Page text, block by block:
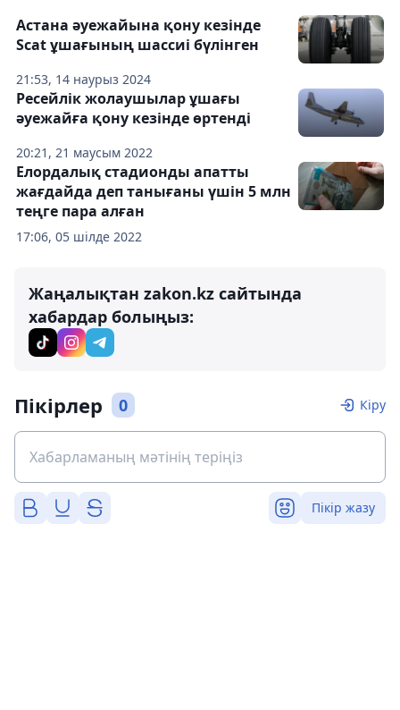
21:53, 14 наурыз 2024
Астана әуежайына қону кезінде
Scat ұшағының шассиі бүлінген
20:21, 21 маусым 2022
Ресейлік жолаушылар ұшағы
әуежайға қону кезінде өртенді
17:06, 05 шілде 2022
Елордалық стадионды апатты
жағдайда деп танығаны үшін 5 млн
теңге пара алған
Жаңалықтан zakon.kz сайтында
хабардар болыңыз:
Пікірлер 0 Кіру
Пікір жазу